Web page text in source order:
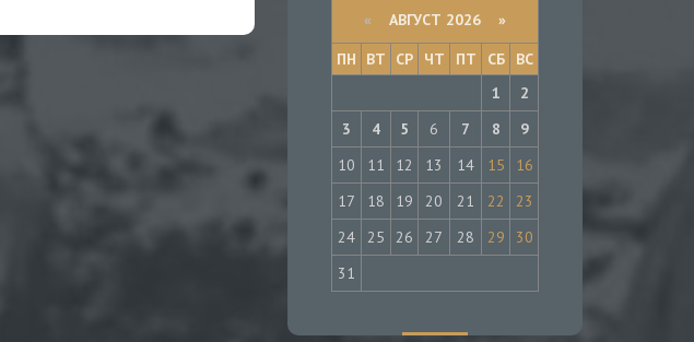
« АВГУСТ 2026 »
ПН
ВТ СР ЧТ ПТ СБ
ВС
1
2
3
4 5 6 7 8
9
10
11 12 13 14 15
16
17
18 19 20 21 22
23
24
25 26 27 28 29
30
31